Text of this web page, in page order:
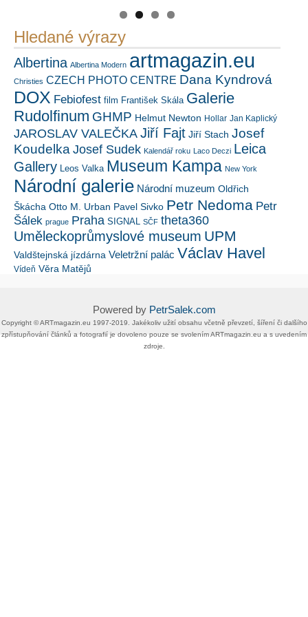
Hledané výrazy
Albertina Albertina Modern artmagazin.eu
Christies CZECH PHOTO CENTRE Dana Kyndrová
DOX Febiofest film František Skála Galerie
Rudolfinum GHMP Helmut Newton Hollar Jan Kaplický
JAROSLAV VALEČKA Jiří Fajt Jiří Stach Josef
Koudelka Josef Sudek Kalendář roku Laco Deczi Leica
Gallery
Leos Valka Museum Kampa New York
Národní galerie Národní muzeum Oldřich
Škácha Otto M. Urban Pavel Sivko Petr Nedoma Petr
Šálek prague Praha SIGNAL SČF theta360
Uměleckoprůmyslové museum UPM
Valdštejnská jízdárna Veletržní palác Václav Havel
Vídeň Věra Matějů
Powered by PetrSalek.com
Copyright ©​ ​​ARTmagazin.eu ​1997-2019​.​ Jakékoliv užití obsahu včetně převzetí, šíření či dalšího
zpřístupňování článků a fotografií je dovoleno pouze se svolením ​ARTmagazin.eu​ ​a s uvedením
zdroje.